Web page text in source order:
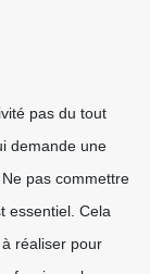
pas du tout
demande une
pas commettre
essentiel. Cela
réaliser pour